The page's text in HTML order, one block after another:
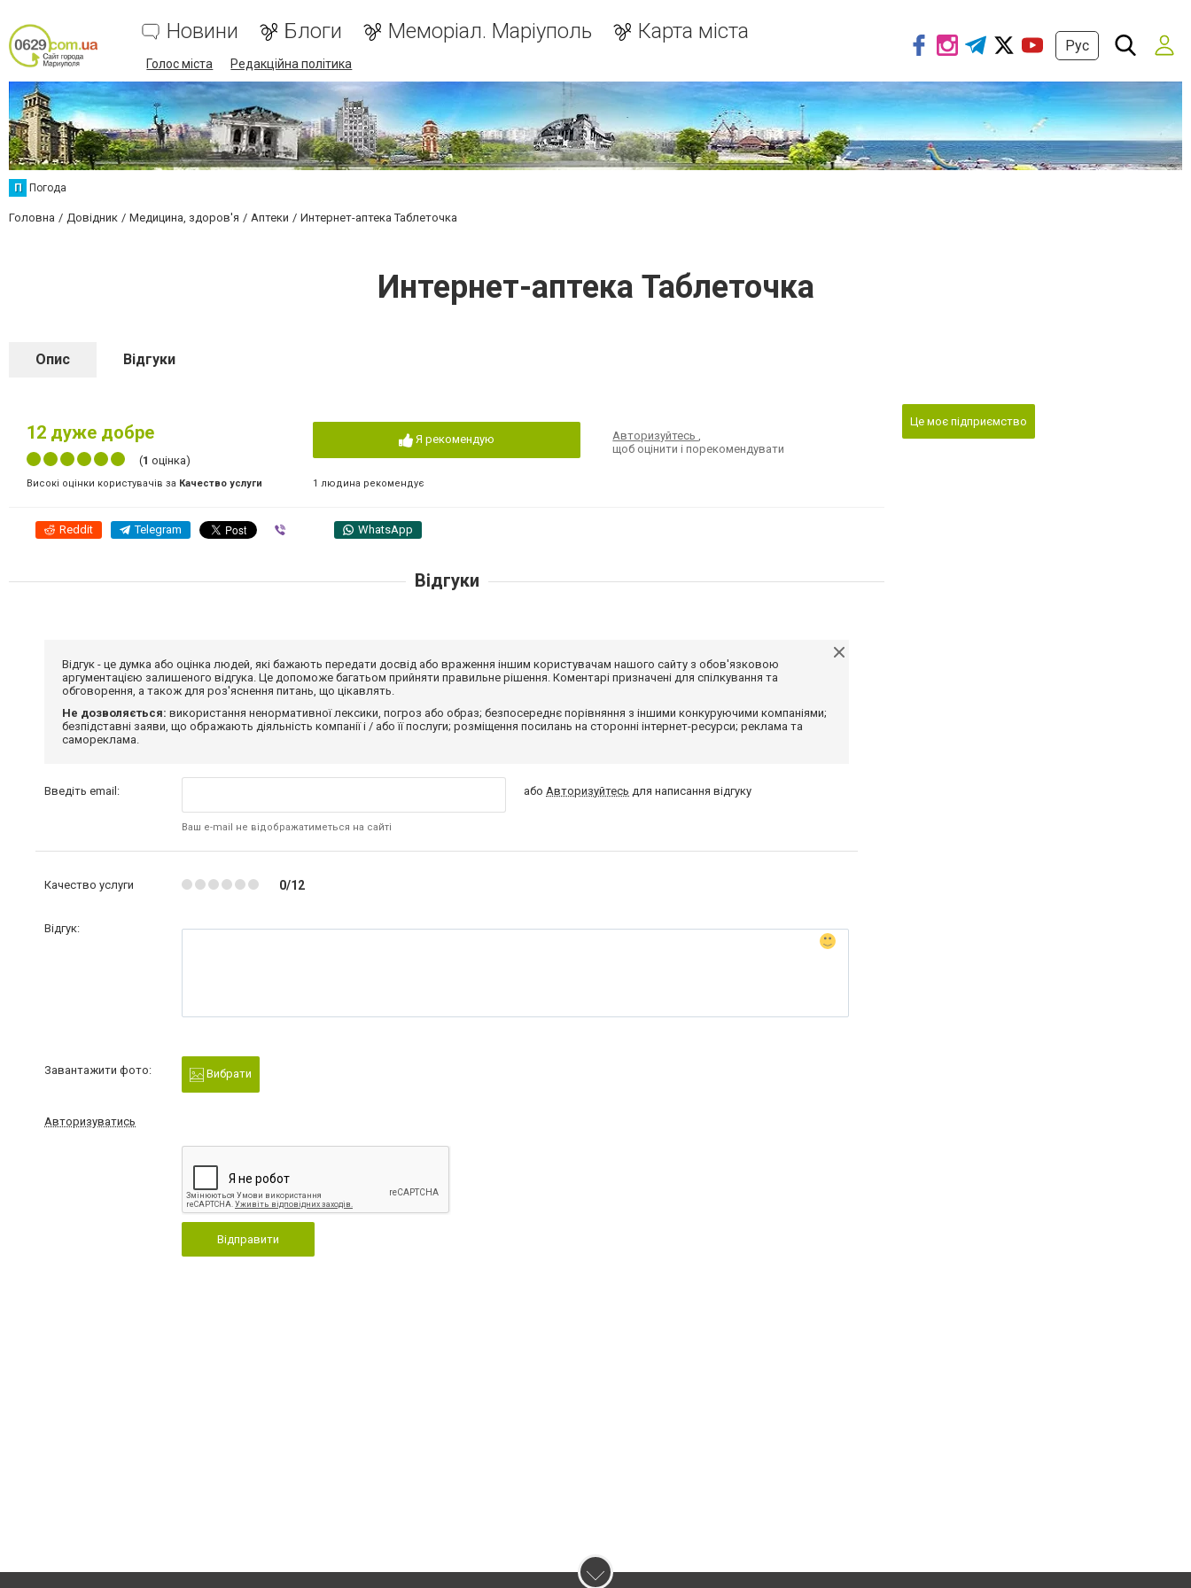
Новини Блоги Меморіал. Маріуполь Карта міста
Голос міста Редакційна політика
Рус
П Погода
Головна Довідник Медицина, здоров'я Аптеки Интернет-аптека Таблеточка
Интернет-аптека Таблеточка
Опис Відгуки
12 дуже добре
(1 оцінка)
Високі оцінки користувачів за Качество услуги
Я рекомендую
1 людина рекомендує
Авторизуйтесь,
щоб оцінити і порекомендувати
Reddit Telegram WhatsApp
Це моє підприємство
Відгуки
Відгук - це думка або оцінка людей, які бажають передати досвід або враження іншим користувачам нашого сайту з обов'язковою
аргументацією залишеного відгука. Це допоможе багатьом прийняти правильне рішення. Коментарі призначені для спілкування та
обговорення, а також для роз'яснення питань, що цікавлять.
Не дозволяється: використання ненормативної лексики, погроз або образ; безпосереднє порівняння з іншими конкуруючими компаніями;
безпідставні заяви, що ображають діяльність компанії і / або її послуги; розміщення посилань на сторонні інтернет-ресурси; реклама та
самореклама.
Введіть email:
Ваш e-mail не відображатиметься на сайті
абоАвторизуйтесь для написання відгуку
Качество услуги 0/12
Відгук:
Завантажити фото: Вибрати
Авторизуватись
Відправити